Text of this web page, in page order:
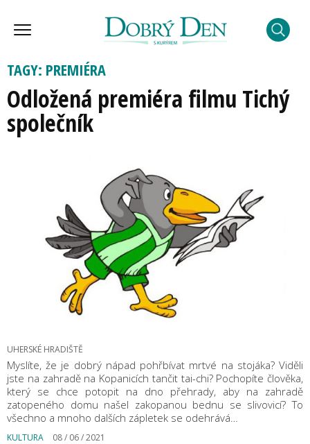
TAGY: PREMIÉRA
Odložená premiéra filmu Tichý
společník
UHERSKÉ HRADIŠTĚ
Myslíte, že je dobrý nápad pohřbívat mrtvé na stojáka? Viděli
jste na zahradě na Kopanicích tančit tai-chi? Pochopíte člověka,
který se chce potopit na dno přehrady, aby na zahradě
zatopeného domu našel zakopanou bednu se slivovicí? To
všechno a mnoho dalších zápletek se odehrává…
KULTURA 08 / 06 / 2021